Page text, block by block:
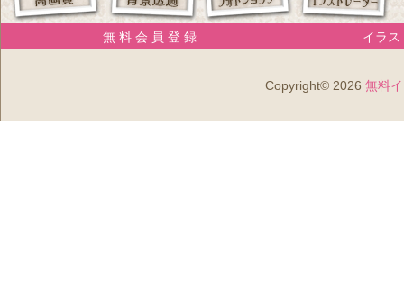
無 料 会 員 登 録 イラス
Copyright© 2026 無料